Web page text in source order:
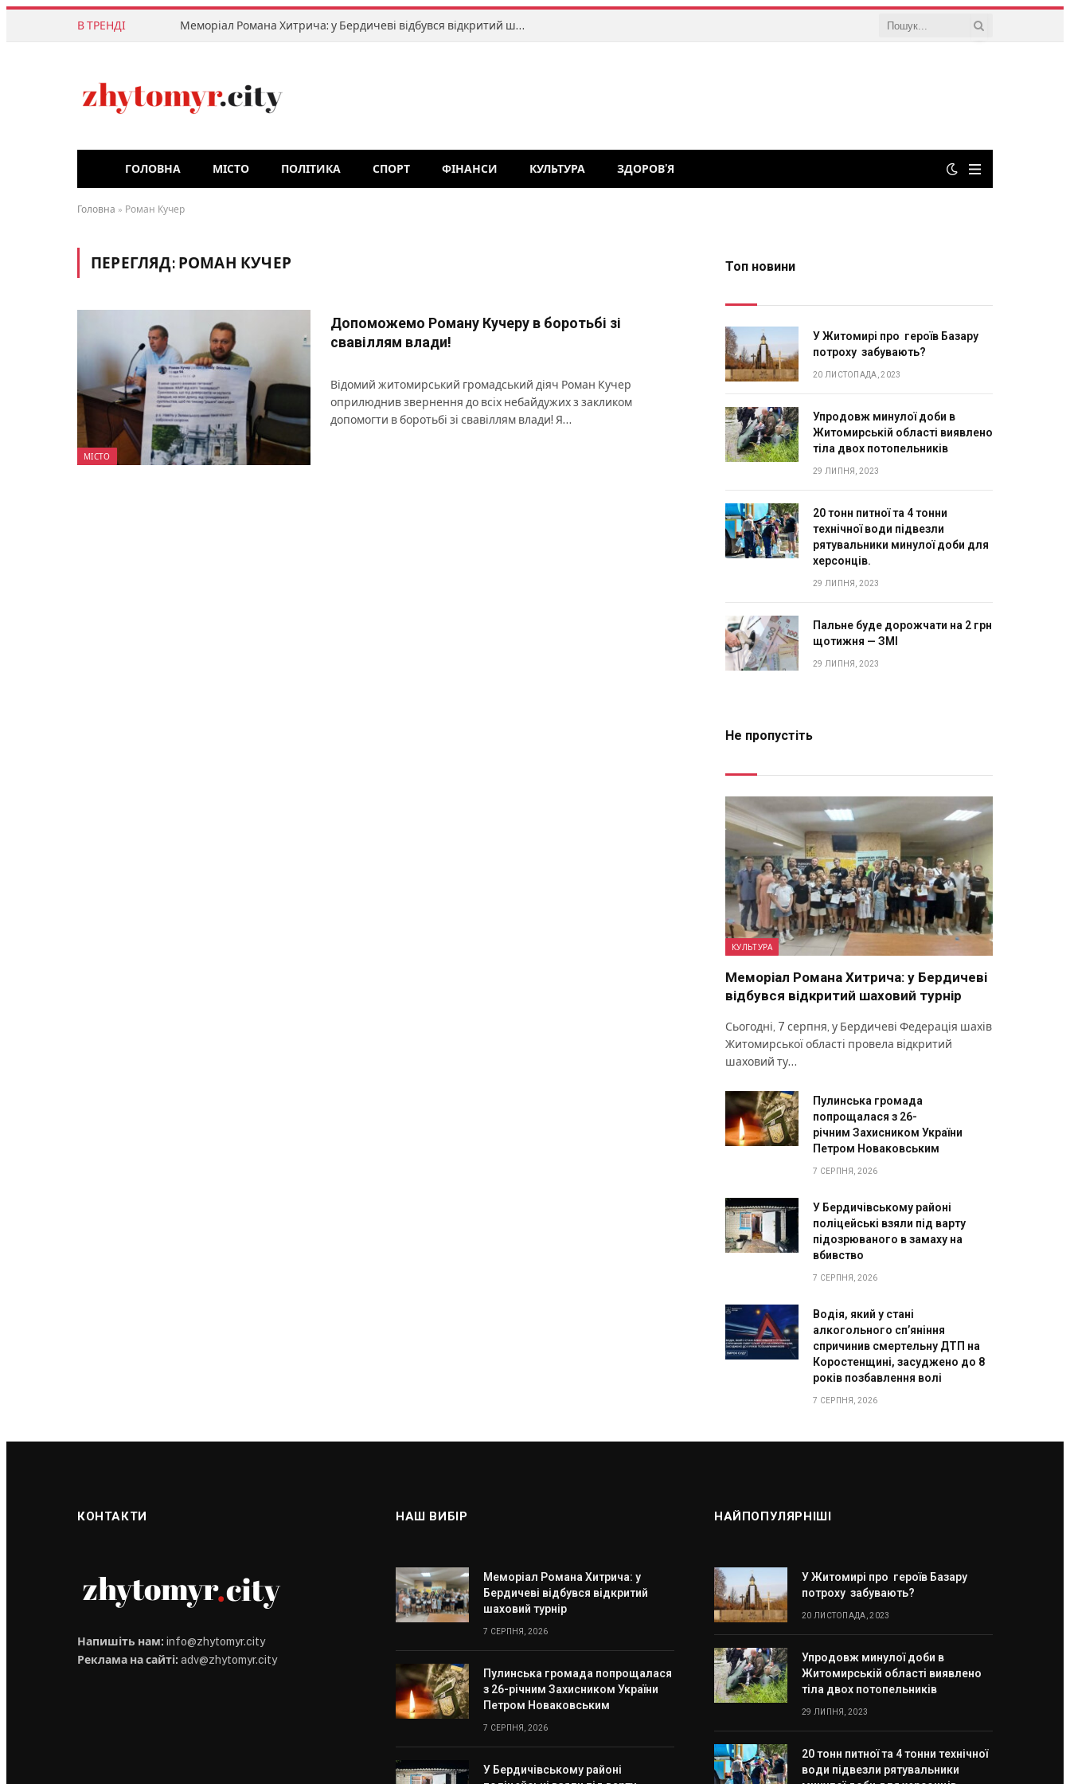
В ТРЕНДІ Меморіал Романа Хитрича: у Бердичеві відбувся відкритий шаховий турнір
ГОЛОВНА МІСТО ПОЛІТИКА СПОРТ ФІНАНСИ КУЛЬТУРА ЗДОРОВ’Я
Головна » Роман Кучер
ПЕРЕГЛЯД: РОМАН КУЧЕР
МІСТО
Допоможемо Роману Кучеру в боротьбі зі
свавіллям влади!
Відомий житомирський громадський діяч Роман Кучер
оприлюднив звернення до всіх небайдужих з закликом
допомогти в боротьбі зі свавіллям влади! Я…
Топ новини
У Житомирі про героїв Базару
потроху забувають?
20 ЛИСТОПАДА, 2023
Упродовж минулої доби в
Житомирській області виявлено
тіла двох потопельників
29 ЛИПНЯ, 2023
20 тонн питної та 4 тонни
технічної води підвезли
рятувальники минулої доби для
херсонців.
29 ЛИПНЯ, 2023
Пальне буде дорожчати на 2 грн
щотижня — ЗМІ
29 ЛИПНЯ, 2023
Не пропустіть
КУЛЬТУРА
Меморіал Романа Хитрича: у Бердичеві
відбувся відкритий шаховий турнір
Сьогодні, 7 серпня, у Бердичеві Федерація шахів
Житомирської області провела відкритий
шаховий ту…
Пулинська громада
попрощалася з 26-
річним Захисником України
Петром Новаковським
7 СЕРПНЯ, 2026
У Бердичівському районі
поліцейські взяли під варту
підозрюваного в замаху на
вбивство
7 СЕРПНЯ, 2026
Водія, який у стані
алкогольного сп’яніння
спричинив смертельну ДТП на
Коростенщині, засуджено до 8
років позбавлення волі
7 СЕРПНЯ, 2026
КОНТАКТИ
Напишіть нам: info@zhytomyr.city
Реклама на сайті: adv@zhytomyr.city
НАШ ВИБІР
Меморіал Романа Хитрича: у
Бердичеві відбувся відкритий
шаховий турнір
7 СЕРПНЯ, 2026
Пулинська громада попрощалася
з 26-річним Захисником України
Петром Новаковським
7 СЕРПНЯ, 2026
У Бердичівському районі
НАЙПОПУЛЯРНІШІ
У Житомирі про героїв Базару
потроху забувають?
20 ЛИСТОПАДА, 2023
Упродовж минулої доби в
Житомирській області виявлено
тіла двох потопельників
29 ЛИПНЯ, 2023
20 тонн питної та 4 тонни технічної
води підвезли рятувальники